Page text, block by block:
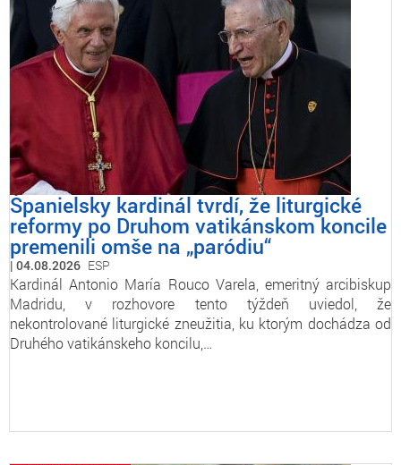
Španielsky kardinál tvrdí, že liturgické
reformy po Druhom vatikánskom koncile
premenili omše na „paródiu“
04.08.2026 ESP
Kardinál Antonio María Rouco Varela, emeritný arcibiskup
Madridu, v rozhovore tento týždeň uviedol, že
nekontrolované liturgické zneužitia, ku ktorým dochádza od
Druhého vatikánskeho koncilu,…